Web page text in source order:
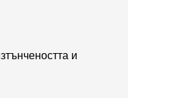
и